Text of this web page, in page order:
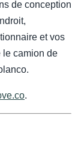
de conception
et vos
le camion de
.